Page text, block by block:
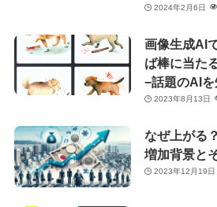
2024年2月6日
画像生成AI
ば棒に当た
−話題のAIを
2023年8月13日
なぜ上がる
増加背景と
2023年12月19日